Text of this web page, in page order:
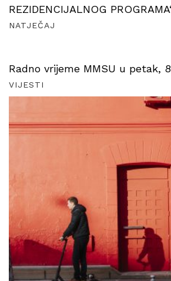
REZIDENCIJALNOG
NATJEČAJ
Radno vrijeme MMSU u petak,
VIJESTI